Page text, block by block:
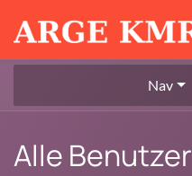
Nav
Alle Benutzer